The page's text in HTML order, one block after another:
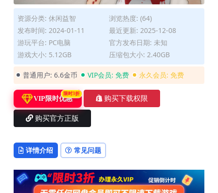
资源分类: 休闲益智
浏览热度: (64)
发布时间: 2024-01-11
最近更新: 2025-12-08
游玩平台: PC电脑
官方发布日期: 未知
游戏大小: 5.12GB
压缩包大小: 2.40GB
普通用户: 6.6金币 VIP会员: 免费 永久会员: 免费
VIP限时优惠
限时3折
购买下载权限
购买官方正版
详情介绍 常见问题